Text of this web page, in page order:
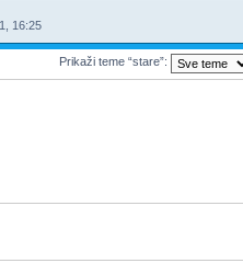
16:25
Prikaži teme “stare”: